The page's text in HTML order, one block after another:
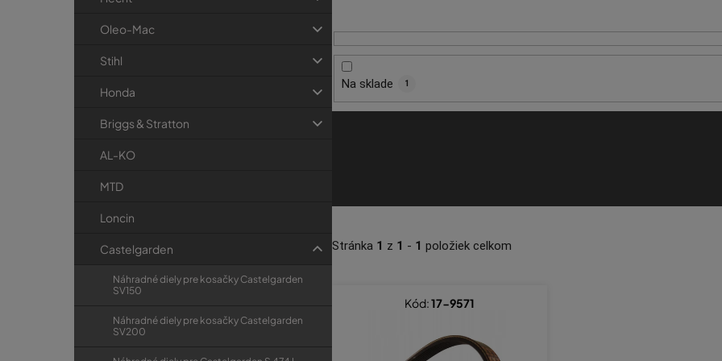
Oleo-Mac
Stihl
Honda
Briggs & Stratton
AL-KO
MTD
Loncin
Castelgarden
Náhradné diely pre kosačky Castelgarden
SV150
Náhradné diely pre kosačky Castelgarden
SV200
Stránka 1 z 1 - 1 položiek celkom
Na sklade 1
s
p
o
d
o
Kód:17-9571